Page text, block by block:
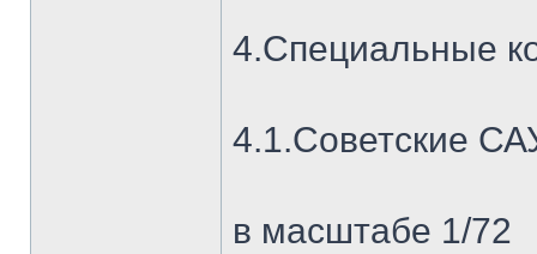
4.Специальные
4.1.Советские
в масштабе 1/72